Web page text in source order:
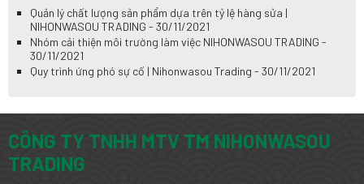
Quản lý chất lượng sản phẩm dựa trên tỷ lệ hàng sửa |
NIHONWASOU TRADING - 30/11/2021
Nhóm cải thiện môi trường làm việc NIHONWASOU TRADING -
30/11/2021
Quy trình ứng phó sự cố | Nihonwasou Trading - 30/11/2021
CÔNG TY TNHH MTV TM NIHONWASOU
TRADING